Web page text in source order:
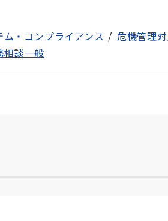
・コンプライアンス
危機管理
相談一般